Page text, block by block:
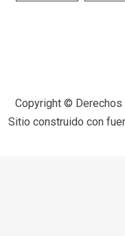
Copyright © Derechos
Sitio construido con